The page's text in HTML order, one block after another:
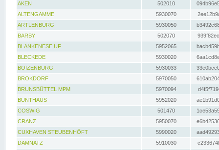
AKEN
502010
ALTENGAMME
5930070
ARTLENBURG
5930050
BARBY
502070
BLANKENESE UF
5952065
BLECKEDE
5930020
BOIZENBURG
5930033
BROKDORF
5970050
BRUNSBÜTTEL MPM
5970094
BUNTHAUS
5952020
COSWIG
501470
CRANZ
5950070
CUXHAVEN STEUBENHÖFT
5990020
DAMNATZ
5910030